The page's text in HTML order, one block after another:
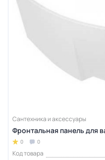
Сантехника и аксессуары
Фронтальная панель для
0 0
Код товара